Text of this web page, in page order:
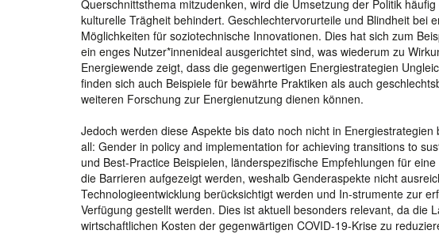
Querschnittsthema mitzudenken, wird die Umsetzung der Politik
kulturelle Trägheit behindert. Geschlechtervorurteile und Blindheit bei
Möglichkeiten für soziotechnische Innovationen. Dies hat sich zum
ein enges Nutzer*innenideal ausgerichtet sind, was wiederum zu
Energiewende zeigt, dass die gegenwertigen Energiestrategien
finden sich auch Beispiele für bewährte Praktiken als auch
weiteren Forschung zur Energienutzung dienen können.
Jedoch werden diese Aspekte bis dato noch nicht in
all: Gender in policy and implementation for achieving transitions to
und Best-Practice Beispielen, länderspezifische Empfehlungen für
die Barrieren aufgezeigt werden, weshalb Genderaspekte nicht
Technologieentwicklung berücksichtigt werden und In-strumente zur
Verfügung gestellt werden. Dies ist aktuell besonders relevant, da die
wirtschaftlichen Kosten der gegenwärtigen COVID-19-Krise zu